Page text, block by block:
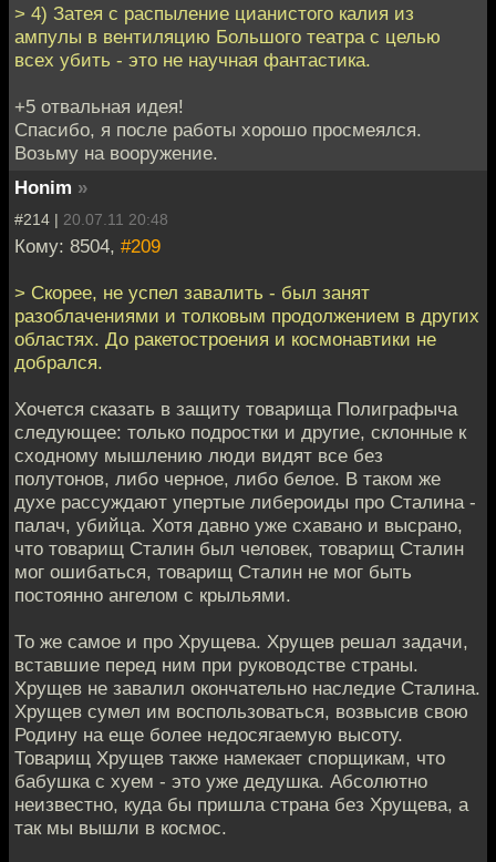
> 4) Затея с распыление цианистого калия из
ампулы в вентиляцию Большого театра с целью
всех убить - это не научная фантастика.
+5 отвальная идея!
Спасибо, я после работы хорошо просмеялся.
Возьму на вооружение.
Honim »
#214 | 20.07.11 20:48
Кому: 8504, #209
> Скорее, не успел завалить - был занят
разоблачениями и толковым продолжением в других
областях. До ракетостроения и космонавтики не
добрался.
Хочется сказать в защиту товарища Полиграфыча
следующее: только подростки и другие, склонные к
сходному мышлению люди видят все без
полутонов, либо черное, либо белое. В таком же
духе рассуждают упертые либероиды про Сталина -
палач, убийца. Хотя давно уже схавано и высрано,
что товарищ Сталин был человек, товарищ Сталин
мог ошибаться, товарищ Сталин не мог быть
постоянно ангелом с крыльями.
То же самое и про Хрущева. Хрущев решал задачи,
вставшие перед ним при руководстве страны.
Хрущев не завалил окончательно наследие Сталина.
Хрущев сумел им воспользоваться, возвысив свою
Родину на еще более недосягаемую высоту.
Товарищ Хрущев также намекает спорщикам, что
бабушка с хуем - это уже дедушка. Абсолютно
неизвестно, куда бы пришла страна без Хрущева, а
так мы вышли в космос.